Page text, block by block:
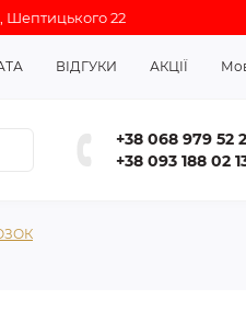
Шептицького 22
ВІДГУКИ АКЦІЇ
+38 068 979 52
+38 093 188 02